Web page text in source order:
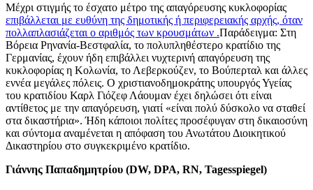
Μέχρι στιγμής το έσχατο μέτρο της απαγόρευσης κυκλοφορίας
επιβάλλεται με ευθύνη της δημοτικής ή περιφερειακής αρχής, όταν
πολλαπλασιάζεται ο αριθμός των κρουσμάτων .Παράδειγμα: Στη
Βόρεια Ρηνανία-Βεστφαλία, το πολυπληθέστερο κρατίδιο της
Γερμανίας, έχουν ήδη επιβάλλει νυχτερινή απαγόρευση της
κυκλοφορίας η Κολωνία, το Λεβερκούζεν, το Βούπερταλ και άλλες
εννέα μεγάλες πόλεις. Ο χριστιανοδημοκράτης υπουργός Υγείας
του κρατιδίου Καρλ Γιόζεφ Λάουμαν έχει δηλώσει ότι είναι
αντίθετος με την απαγόρευση, γιατί «είναι πολύ δύσκολο να σταθεί
στα δικαστήρια». Ήδη κάποιοι πολίτες προσέφυγαν στη δικαιοσύνη
και σύντομα αναμένεται η απόφαση του Ανωτάτου Διοικητικού
Δικαστηρίου στο συγκεκριμένο κρατίδιο.
Γιάννης Παπαδημητρίου (DW, DPA, RN, Tagesspiegel)